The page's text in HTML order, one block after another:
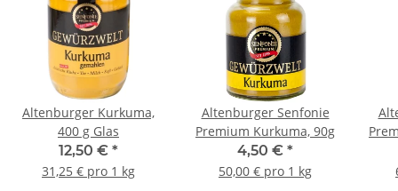
Altenburger Kurkuma,
400 g Glas
12,50 € *
31,25 € pro 1 kg
Altenburger Senfonie
Premium Kurkuma, 90g
4,50 € *
50,00 € pro 1 kg